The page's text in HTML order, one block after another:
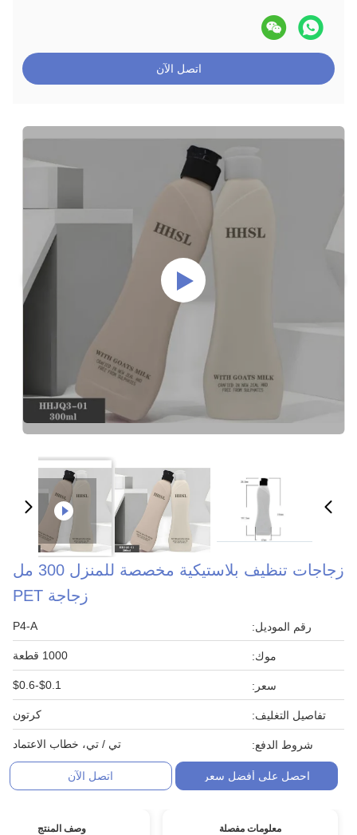
اتصل الآن
زجاجات تنظيف بلاستيكية مخصصة للمنزل 300 مل
زجاجة PET
رقم الموديل: P4-A
موك: 1000 قطعة
سعر: $0.1-$0.6
تفاصيل التغليف: كرتون
شروط الدفع: تي / تي، خطاب الاعتماد
احصل على أفضل سعر اتصل الآن
معلومات مفصلة وصف المنتج